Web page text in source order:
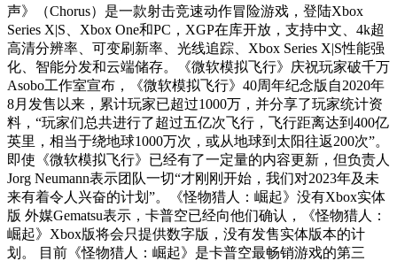
声》（Chorus）是一款射击竞速动作冒险游戏，登陆Xbox
Series X|S、Xbox One和PC，XGP在库开放，支持中文、4k超
高清分辨率、可变刷新率、光线追踪、Xbox Series X|S性能强
化、智能分发和云端储存。《微软模拟飞行》庆祝玩家破千万
Asobo工作室宣布，《微软模拟飞行》40周年纪念版自2020年
8月发售以来，累计玩家已超过1000万，并分享了玩家统计资
料，“玩家们总共进行了超过五亿次飞行，飞行距离达到400亿
英里，相当于绕地球1000万次，或从地球到太阳往返200次”。
即使《微软模拟飞行》已经有了一定量的内容更新，但负责人
Jorg Neumann表示团队一切“才刚刚开始，我们对2023年及未
来有着令人兴奋的计划”。《怪物猎人：崛起》没有Xbox实体
版 外媒Gematsu表示，卡普空已经向他们确认，《怪物猎人：
崛起》Xbox版将会只提供数字版，没有发售实体版本的计
划。 目前《怪物猎人：崛起》是卡普空最畅销游戏的第三